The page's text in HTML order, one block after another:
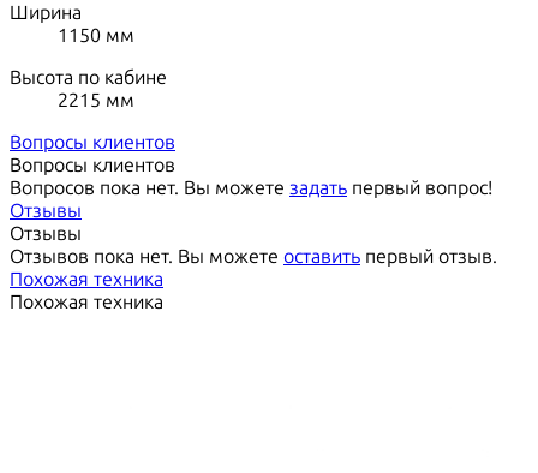
Ширина
1150 мм
Высота по кабине
2215 мм
Вопросы клиентов
Вопросы клиентов
Вопросов пока нет. Вы можете задать первый вопрос!
Отзывы
Отзывы
Отзывов пока нет. Вы можете оставить первый отзыв.
Похожая техника
Похожая техника